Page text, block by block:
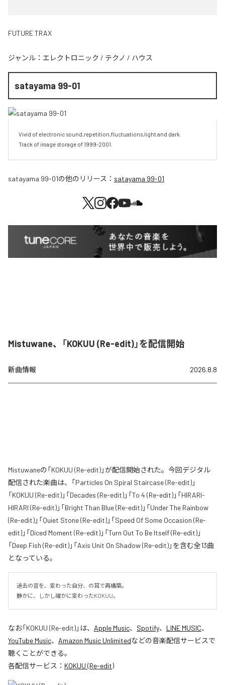
FUTURE TRAX
ジャンル： エレクトロニック / テクノ / ハウス
satayama 99-01
Vivid of electronic sound,repetition,fluctuations,light and dark.
Track of image storage of 1999-2001.
satayama 99-01の他のリリース： satayama 99-01
Mistuwane、「KOKUU (Re-edit)」を配信開始
新曲情報 2026.8.8
Mistuwaneの「KOKUU (Re-edit)」が配信開始された。今回デジタル
配信された楽曲は、「Particles On Spiral Staircase (Re-edit)」
「KOKUU (Re-edit)」「Decades (Re-edit)」「To 4 (Re-edit)」「HIRARI-
HIRARI (Re-edit)」「Bright Than Blue (Re-edit)」「Under The Rainbow
(Re-edit)」「Quiet Stone (Re-edit)」「Speed Of Some Occasion (Re-
edit)」「Diced Moment (Re-edit)」「Turn Out To Be Itself (Re-edit)」
「Deep Fish (Re-edit)」「Axis Unit On Shadow (Re-edit)」を含む全13曲
となっている。
過去の音を、変わった自分、の耳で再構築。
静かに、しかし確かに変わったKOKUU。
なお「KOKUU (Re-edit)」は、 Apple Music、 Spotify、 LINE MUSIC、
YouTube Music、 Amazon Music Unlimitedなどの音楽配信サービスで
聴くことができる。
各配信サービス： KOKUU (Re-edit)